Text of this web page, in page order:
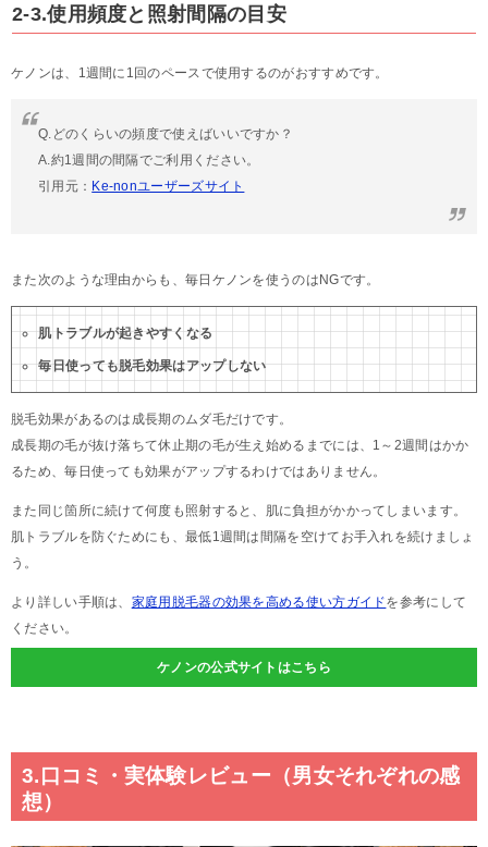
2-3.使用頻度と照射間隔の目安
ケノンは、1週間に1回のペースで使用するのがおすすめです。
Q.どのくらいの頻度で使えばいいですか？
A.約1週間の間隔でご利用ください。
引用元： Ke-nonユーザーズサイト
また次のような理由からも、毎日ケノンを使うのはNGです。
肌トラブルが起きやすくなる
毎日使っても脱毛効果はアップしない
脱毛効果があるのは成長期のムダ毛だけです。
成長期の毛が抜け落ちて休止期の毛が生え始めるまでには、1～2週間はかか
るため、毎日使っても効果がアップするわけではありません。
また同じ箇所に続けて何度も照射すると、肌に負担がかかってしまいます。
肌トラブルを防ぐためにも、最低1週間は間隔を空けてお手入れを続けましょ
う。
より詳しい手順は、 家庭用脱毛器の効果を高める使い方ガイドを参考にして
ください。
ケノンの公式サイトはこちら
3.口コミ・実体験レビュー（男女それぞれの感
想）